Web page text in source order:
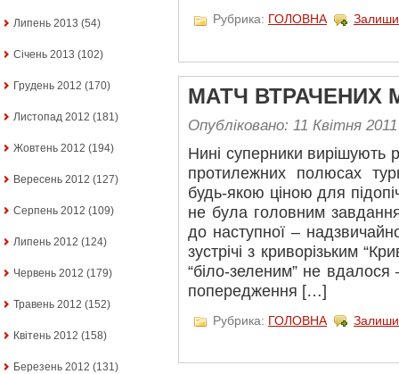
Липень 2013 (54)
Січень 2013 (102)
Грудень 2012 (170)
Листопад 2012 (181)
Жовтень 2012 (194)
Вересень 2012 (127)
Серпень 2012 (109)
Липень 2012 (124)
Червень 2012 (179)
Травень 2012 (152)
Квітень 2012 (158)
Березень 2012 (131)
Рубрика: ГОЛОВНА
МАТЧ ВТРАЧЕНИХ
Опубліковано: 11 Квітня 2011
Нині суперники вирішують
протилежних полюсах
будь-якою ціною для
не була головним
до наступної –
зустрічі з криворізьким
“біло-зеленим” не вдалося
попередження […]
Рубрика: ГОЛОВНА